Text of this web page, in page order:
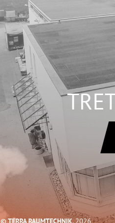
© TERRA RAUMTECHNIK, 2026